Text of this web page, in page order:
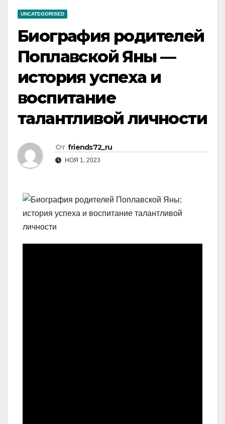
UNCATEGORISED
Биография родителей
Поплавской Яны —
история успеха и
воспитание
талантливой личности
От friends72_ru
НОЯ 1, 2023